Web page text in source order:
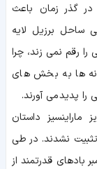
گذر زمان باعث
ساحل برزیل لایه
رقم نمی زند، چرا
ها به بخش های
پدید می آورند.
داستان
نشدند. در طی
قدرتمند از